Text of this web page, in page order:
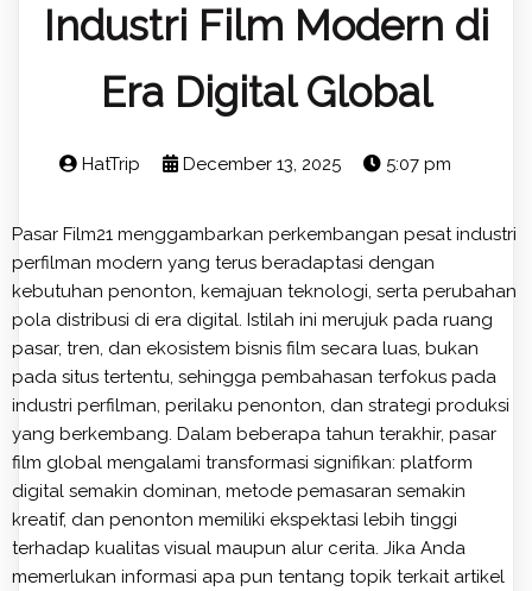
Industri Film Modern di
Era Digital Global
HatTrip December 13, 2025 5:07 pm
Pasar Film21 menggambarkan perkembangan pesat industri
perfilman modern yang terus beradaptasi dengan
kebutuhan penonton, kemajuan teknologi, serta perubahan
pola distribusi di era digital. Istilah ini merujuk pada ruang
pasar, tren, dan ekosistem bisnis film secara luas, bukan
pada situs tertentu, sehingga pembahasan terfokus pada
industri perfilman, perilaku penonton, dan strategi produksi
yang berkembang. Dalam beberapa tahun terakhir, pasar
film global mengalami transformasi signifikan: platform
digital semakin dominan, metode pemasaran semakin
kreatif, dan penonton memiliki ekspektasi lebih tinggi
terhadap kualitas visual maupun alur cerita. Jika Anda
memerlukan informasi apa pun tentang topik terkait artikel